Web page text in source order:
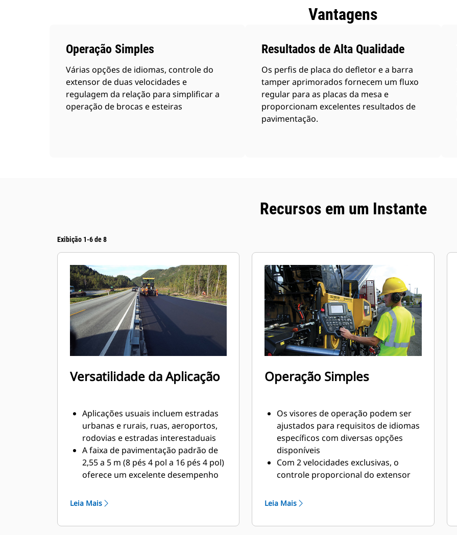
Vantagens
Operação Simples
Várias opções de idiomas, controle do
extensor de duas velocidades e
regulagem da relação para simplificar a
operação de brocas e esteiras
Resultados de Alta Qualidade
Os perfis de placa do defletor e a barra
tamper aprimorados fornecem um fluxo
regular para as placas da mesa e
proporcionam excelentes resultados de
pavimentação.
Recursos em um Instante
Exibição 1-6 de 8
Versatilidade da Aplicação
Aplicações usuais incluem estradas
urbanas e rurais, ruas, aeroportos,
rodovias e estradas interestaduais
A faixa de pavimentação padrão de
2,55 a 5 m (8 pés 4 pol a 16 pés 4 pol)
oferece um excelente desempenho
pavimentação para aplicações de
rodovias
Leia Mais
Operação Simples
Os visores de operação podem ser
ajustados para requisitos de idiomas
específicos com diversas opções
disponíveis
Com 2 velocidades exclusivas, o
controle proporcional do extensor
transição das larguras de
Os consoles que operam a mesa são
Leia Mais